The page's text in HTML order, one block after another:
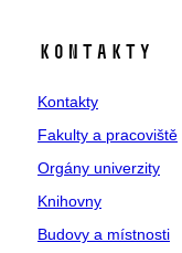
Kontakty
Kontakty
Fakulty a pracoviště
Orgány univerzity
Knihovny
Budovy a místnosti